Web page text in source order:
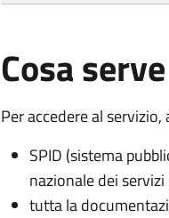
Cosa serve
Per accedere al
SPID (sistema
nazionale dei servizi
tutta la